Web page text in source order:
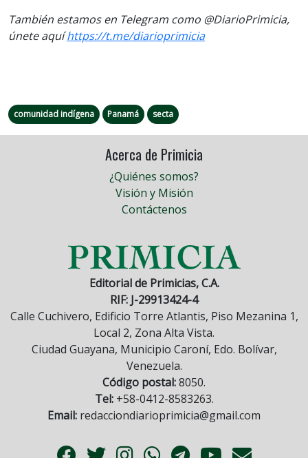
También estamos en Telegram como @DiarioPrimicia,
únete aquíhttps://t.me/diarioprimicia
comunidad indígena Panamá secta
Acerca de Primicia
¿Quiénes somos?
Visión y Misión
Contáctenos
Editorial de Primicias, C.A.
RIF: J-29913424-4
Calle Cuchivero, Edificio Torre Atlantis, Piso Mezanina 1,
Local 2, Zona Alta Vista.
Ciudad Guayana, Municipio Caroní, Edo. Bolívar,
Venezuela.
Código postal:8050.
Tel:+58-0412-8583263.
Email: redacciondiarioprimicia@gmail.com